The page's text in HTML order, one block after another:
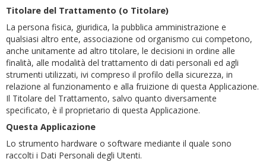
Titolare del Trattamento (o Titolare)
La persona fisica, giuridica, la pubblica amministrazione e
qualsiasi altro ente, associazione od organismo cui competono,
anche unitamente ad altro titolare, le decisioni in ordine alle
finalità, alle modalità del trattamento di dati personali ed agli
strumenti utilizzati, ivi compreso il profilo della sicurezza, in
relazione al funzionamento e alla fruizione di questa Applicazione.
Il Titolare del Trattamento, salvo quanto diversamente
specificato, è il proprietario di questa Applicazione.
Questa Applicazione
Lo strumento hardware o software mediante il quale sono
raccolti i Dati Personali degli Utenti.